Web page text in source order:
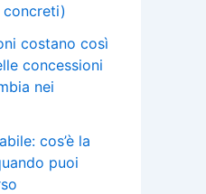
costano così
concessioni
nei
cos’è la
puoi